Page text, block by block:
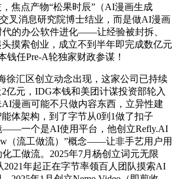
焦点产物“松果时辰”（AI漫画生成
叉消息研究院博士结业，而是做AI漫画
的办公软件进化——让经验被封拆、
摸索创业，成立不到半年即完成数亿元
钱任Pre-A轮独家财政参谋！
汇区创立动念出现，这家公司已持续
亿元，IDG本钱和美团计谋投资部轮入
漫画可能不只做内容东西，立异性建
体架构，到了字节从0到1做了扣子
——一个是AI使用平台，他创立Refly.AI
（流工做流）”概念——让非手艺用户用
工做流。2025年7月杨创立词元无限
2021年起正在字节率领百人团队摸索AI